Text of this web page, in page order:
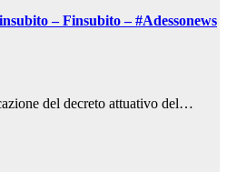
– Finsubito – #Adessonews
del decreto attuativo del…